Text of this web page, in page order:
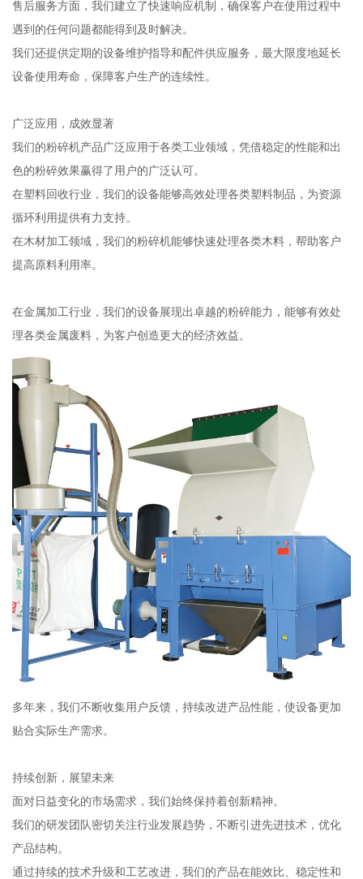
售后服务方面，我们建立了快速响应机制，确保客户在使用过程中
遇到的任何问题都能得到及时解决。
我们还提供定期的设备维护指导和配件供应服务，最大限度地延长
设备使用寿命，保障客户生产的连续性。
广泛应用，成效显著
我们的粉碎机产品广泛应用于各类工业领域，凭借稳定的性能和出
色的粉碎效果赢得了用户的广泛认可。
在塑料回收行业，我们的设备能够高效处理各类塑料制品，为资源
循环利用提供有力支持。
在木材加工领域，我们的粉碎机能够快速处理各类木料，帮助客户
提高原料利用率。
在金属加工行业，我们的设备展现出卓越的粉碎能力，能够有效处
理各类金属废料，为客户创造更大的经济效益。
多年来，我们不断收集用户反馈，持续改进产品性能，使设备更加
贴合实际生产需求。
持续创新，展望未来
面对日益变化的市场需求，我们始终保持着创新精神。
我们的研发团队密切关注行业发展趋势，不断引进先进技术，优化
产品结构。
通过持续的技术升级和工艺改进，我们的产品在能效比、稳定性和